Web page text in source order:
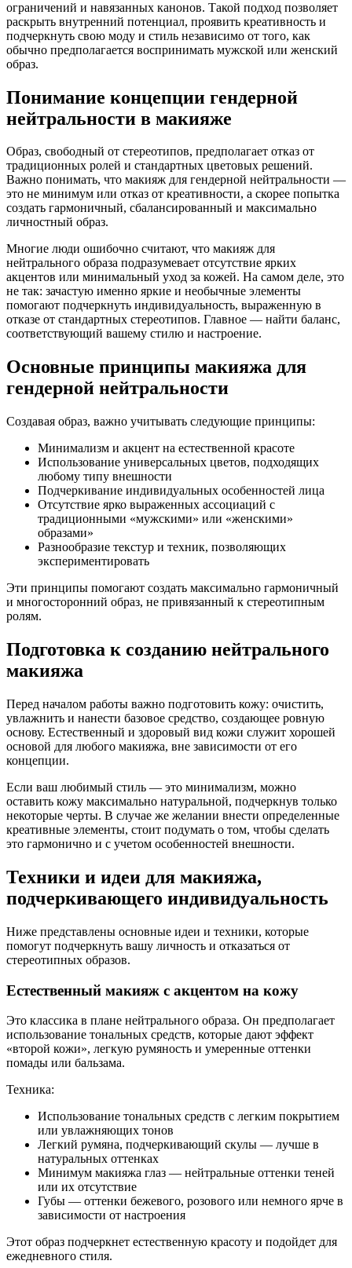
ограничений и навязанных канонов. Такой подход позволяет
раскрыть внутренний потенциал, проявить креативность и
подчеркнуть свою моду и стиль независимо от того, как
обычно предполагается воспринимать мужской или женский
образ.
Понимание концепции гендерной
нейтральности в макияже
Образ, свободный от стереотипов, предполагает отказ от
традиционных ролей и стандартных цветовых решений.
Важно понимать, что макияж для гендерной нейтральности —
это не минимум или отказ от креативности, а скорее попытка
создать гармоничный, сбалансированный и максимально
личностный образ.
Многие люди ошибочно считают, что макияж для
нейтрального образа подразумевает отсутствие ярких
акцентов или минимальный уход за кожей. На самом деле, это
не так: зачастую именно яркие и необычные элементы
помогают подчеркнуть индивидуальность, выраженную в
отказе от стандартных стереотипов. Главное — найти баланс,
соответствующий вашему стилю и настроение.
Основные принципы макияжа для
гендерной нейтральности
Создавая образ, важно учитывать следующие принципы:
Минимализм и акцент на естественной красоте
Использование универсальных цветов, подходящих
любому типу внешности
Подчеркивание индивидуальных особенностей лица
Отсутствие ярко выраженных ассоциаций с
традиционными «мужскими» или «женскими»
образами»
Разнообразие текстур и техник, позволяющих
экспериментировать
Эти принципы помогают создать максимально гармоничный
и многосторонний образ, не привязанный к стереотипным
ролям.
Подготовка к созданию нейтрального
макияжа
Перед началом работы важно подготовить кожу: очистить,
увлажнить и нанести базовое средство, создающее ровную
основу. Естественный и здоровый вид кожи служит хорошей
основой для любого макияжа, вне зависимости от его
концепции.
Если ваш любимый стиль — это минимализм, можно
оставить кожу максимально натуральной, подчеркнув только
некоторые черты. В случае же желании внести определенные
креативные элементы, стоит подумать о том, чтобы сделать
это гармонично и с учетом особенностей внешности.
Техники и идеи для макияжа,
подчеркивающего индивидуальность
Ниже представлены основные идеи и техники, которые
помогут подчеркнуть вашу личность и отказаться от
стереотипных образов.
Естественный макияж с акцентом на кожу
Это классика в плане нейтрального образа. Он предполагает
использование тональных средств, которые дают эффект
«второй кожи», легкую румяность и умеренные оттенки
помады или бальзама.
Техника:
Использование тональных средств с легким покрытием
или увлажняющих тонов
Легкий румяна, подчеркивающий скулы — лучше в
натуральных оттенках
Минимум макияжа глаз — нейтральные оттенки теней
или их отсутствие
Губы — оттенки бежевого, розового или немного ярче в
зависимости от настроения
Этот образ подчеркнет естественную красоту и подойдет для
ежедневного стиля.